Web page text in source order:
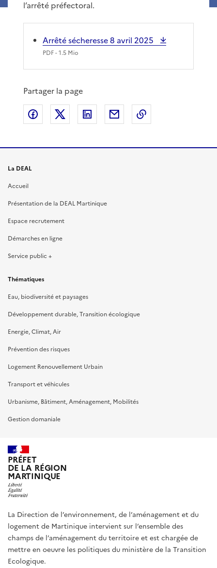
l’arrêté préfectoral.
Arrêté sécheresse 8 avril 2025
PDF- 1.5 Mio
Partager la page
Partager sur Facebook
Partager sur XPartager sur LinkedIn
Partager par email
La DEAL
Accueil
Présentation de la DEAL Martinique
Espace recrutement
Démarches en ligne
Service public +
Thématiques
Eau, biodiversité et paysages
Développement durable, Transition écologique
Energie, Climat, Air
Prévention des risques
Logement Renouvellement Urbain
Transport et véhicules
Urbanisme, Bâtiment, Aménagement, Mobilités
Gestion domaniale
PRÉFET
DE LA RÉGION
MARTINIQUE
La Direction de l’environnement, de l’aménagement et du
logement de Martinique intervient sur l’ensemble des
champs de l’aménagement du territoire et est chargée de
mettre en oeuvre les politiques du ministère de la Transition
Ecologique.